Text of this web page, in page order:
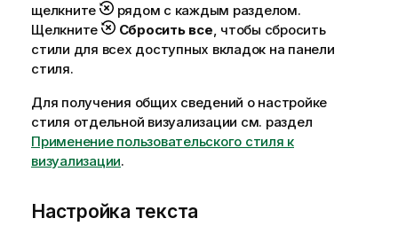
щелкните
рядом с каждым разделом.
Щелкните
Сбросить все , чтобы сбросить
стили для всех доступных вкладок на панели
стиля.
Для получения общих сведений о настройке
стиля отдельной визуализации см. раздел
Применение пользовательского стиля к
визуализации.
Настройка текста